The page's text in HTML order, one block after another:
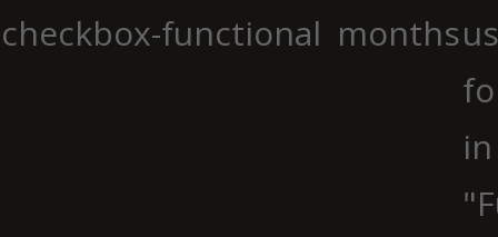
checkbox-functional months